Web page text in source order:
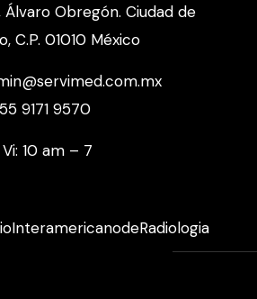
Álvaro Obregón. Ciudad de
C.P. 01010 México
9171 9570
10 am – 7